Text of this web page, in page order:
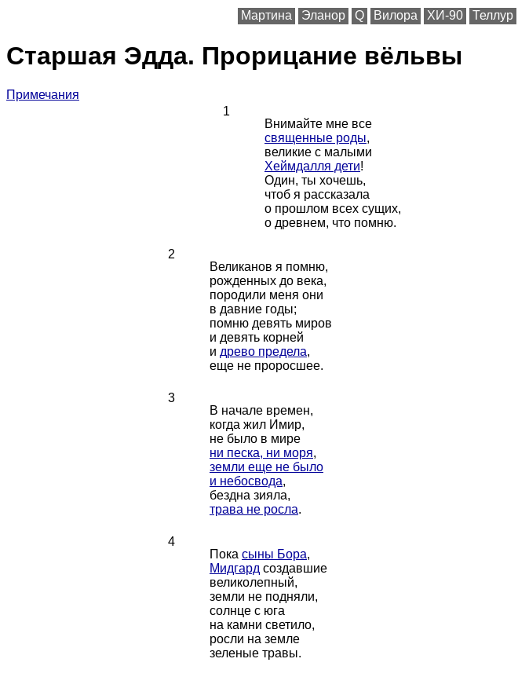
Мартина Эланор Q Вилора ХИ-90 Теллур
Старшая Эдда. Прорицание вёльвы
Примечания
1
Внимайте мне все
священные роды,
великие с малыми
Хеймдалля дети!
Один, ты хочешь,
чтоб я рассказала
о прошлом всех сущих,
о древнем, что помню.
2
Великанов я помню,
рожденных до века,
породили меня они
в давние годы;
помню девять миров
и девять корней
и древо предела,
еще не проросшее.
3
В начале времен,
когда жил Имир,
не было в мире
ни песка, ни моря,
земли еще не было
и небосвода,
бездна зияла,
трава не росла.
4
Пока сыны Бора,
Мидгард создавшие
великолепный,
земли не подняли,
солнце с юга
на камни светило,
росли на земле
зеленые травы.